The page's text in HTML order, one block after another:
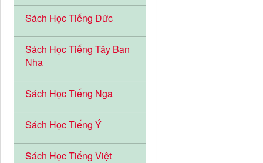
Sách Học Tiếng Đức
Sách Học Tiếng Tây Ban
Nha
Sách Học Tiếng Nga
Sách Học Tiếng Ý
Sách Học Tiếng Việt